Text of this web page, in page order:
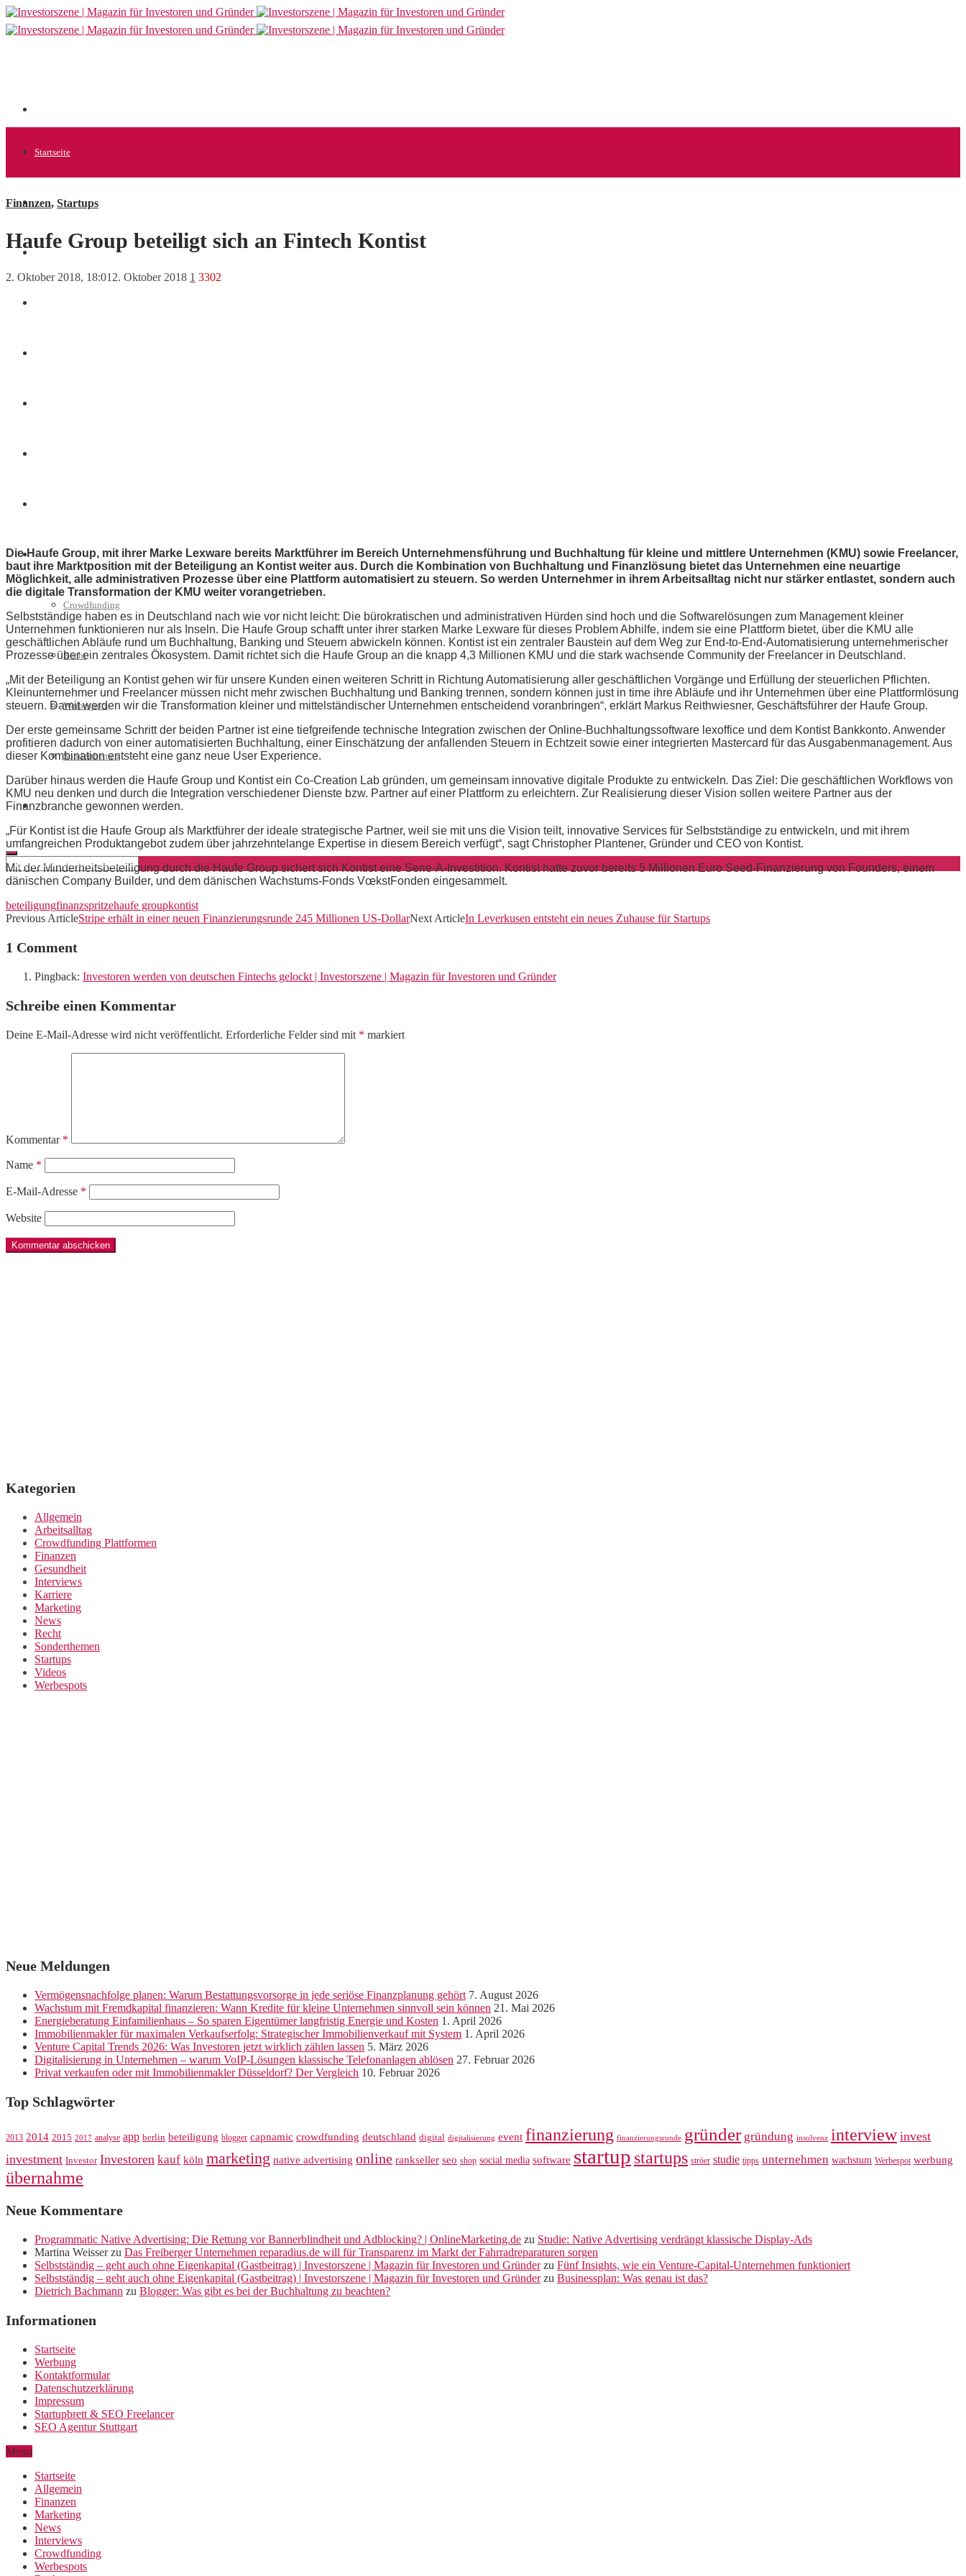
Startseite
Allgemein
Weitere
Crowdfunding
Recht
Werbespots
Sonderthemen
Geschäftskonto eröffnen
Finanzen, Startups
Haufe Group beteiligt sich an Fintech Kontist
2. Oktober 2018, 18:01 2. Oktober 2018 1 3302
Die Haufe Group, mit ihrer Marke Lexware bereits Marktführer im Bereich Unternehmensführung und Buchhaltung für kleine und mittlere Unternehmen (KMU) sowie Freelancer,
baut ihre Marktposition mit der Beteiligung an Kontist weiter aus. Durch die Kombination von Buchhaltung und Finanzlösung bietet das Unternehmen eine neuartige
Möglichkeit, alle administrativen Prozesse über eine Plattform automatisiert zu steuern. So werden Unternehmer in ihrem Arbeitsalltag nicht nur stärker entlastet, sondern auch
die digitale Transformation der KMU weiter vorangetrieben.
Selbstständige haben es in Deutschland nach wie vor nicht leicht: Die bürokratischen und administrativen Hürden sind hoch und die Softwarelösungen zum Management kleiner
Unternehmen funktionieren nur als Inseln. Die Haufe Group schafft unter ihrer starken Marke Lexware für dieses Problem Abhilfe, indem sie eine Plattform bietet, über die KMU alle
geschäftlichen Abläufe rund um Buchhaltung, Banking und Steuern abwickeln können. Kontist ist ein zentraler Baustein auf dem Weg zur End-to-End-Automatisierung unternehmerischer
Prozesse über ein zentrales Ökosystem. Damit richtet sich die Haufe Group an die knapp 4,3 Millionen KMU und die stark wachsende Community der Freelancer in Deutschland.
„Mit der Beteiligung an Kontist gehen wir für unsere Kunden einen weiteren Schritt in Richtung Automatisierung aller geschäftlichen Vorgänge und Erfüllung der steuerlichen Pflichten.
Kleinunternehmer und Freelancer müssen nicht mehr zwischen Buchhaltung und Banking trennen, sondern können just in time ihre Abläufe und ihr Unternehmen über eine Plattformlösung
steuern. Damit werden wir die Transformation kleiner und mittelständischer Unternehmen entscheidend voranbringen“, erklärt Markus Reithwiesner, Geschäftsführer der Haufe Group.
Der erste gemeinsame Schritt der beiden Partner ist eine tiefgreifende technische Integration zwischen der Online-Buchhaltungssoftware lexoffice und dem Kontist Bankkonto. Anwender
profitieren dadurch von einer automatisierten Buchhaltung, einer Einschätzung der anfallenden Steuern in Echtzeit sowie einer integrierten Mastercard für das Ausgabenmanagement. Aus
dieser Kombination entsteht eine ganz neue User Experience.
Darüber hinaus werden die Haufe Group und Kontist ein Co-Creation Lab gründen, um gemeinsam innovative digitale Produkte zu entwickeln. Das Ziel: Die geschäftlichen Workflows von
KMU neu denken und durch die Integration verschiedener Dienste bzw. Partner auf einer Plattform zu erleichtern. Zur Realisierung dieser Vision sollen weitere Partner aus der
Finanzbranche gewonnen werden.
„Für Kontist ist die Haufe Group als Marktführer der ideale strategische Partner, weil sie mit uns die Vision teilt, innovative Services für Selbstständige zu entwickeln, und mit ihrem
umfangreichen Produktangebot zudem über jahrzehntelange Expertise in diesem Bereich verfügt“, sagt Christopher Plantener, Gründer und CEO von Kontist.
Mit der Minderheitsbeteiligung durch die Haufe Group sichert sich Kontist eine Serie-A-Investition. Kontist hatte zuvor bereits 5 Millionen Euro Seed-Finanzierung von Founders, einem
dänischen Company Builder, und dem dänischen Wachstums-Fonds VœkstFonden eingesammelt.
beteiligungfinanzspritzehaufe groupkontist
Previous ArticleStripe erhält in einer neuen Finanzierungsrunde 245 Millionen US-DollarNext ArticleIn Leverkusen entsteht ein neues Zuhause für Startups
1 Comment
Pingback: Investoren werden von deutschen Fintechs gelockt | Investorszene | Magazin für Investoren und Gründer
Schreibe einen Kommentar
Deine E-Mail-Adresse wird nicht veröffentlicht. Erforderliche Felder sind mit * markiert
Kommentar *
Name *
E-Mail-Adresse *
Website
Kategorien
Allgemein
Arbeitsalltag
Crowdfunding Plattformen
Finanzen
Gesundheit
Interviews
Karriere
Marketing
News
Recht
Sonderthemen
Startups
Videos
Werbespots
Neue Meldungen
Vermögensnachfolge planen: Warum Bestattungsvorsorge in jede seriöse Finanzplanung gehört 7. August 2026
Wachstum mit Fremdkapital finanzieren: Wann Kredite für kleine Unternehmen sinnvoll sein können 21. Mai 2026
Energieberatung Einfamilienhaus – So sparen Eigentümer langfristig Energie und Kosten 1. April 2026
Immobilienmakler für maximalen Verkaufserfolg: Strategischer Immobilienverkauf mit System 1. April 2026
Venture Capital Trends 2026: Was Investoren jetzt wirklich zählen lassen 5. März 2026
Digitalisierung in Unternehmen – warum VoIP-Lösungen klassische Telefonanlagen ablösen 27. Februar 2026
Privat verkaufen oder mit Immobilienmakler Düsseldorf? Der Vergleich 10. Februar 2026
Top Schlagwörter
2013 2014 2015 2017 analyse app berlin beteiligung blogger capnamic crowdfunding deutschland digital digitalisierung event finanzierung finanzierungsrunde gründer gründung insolvenz interview invest
investment Investor Investoren kauf köln marketing native advertising online rankseller seo shop social media software startup startups ströer studie tipps unternehmen wachstum Werbespot werbung
übernahme
Neue Kommentare
Programmatic Native Advertising: Die Rettung vor Bannerblindheit und Adblocking? | OnlineMarketing.de zu Studie: Native Advertising verdrängt klassische Display-Ads
Martina Weisserzu Das Freiberger Unternehmen reparadius.de will für Transparenz im Markt der Fahrradreparaturen sorgen
Selbstständig – geht auch ohne Eigenkapital (Gastbeitrag) | Investorszene | Magazin für Investoren und Gründerzu Fünf Insights, wie ein Venture-Capital-Unternehmen funktioniert
Selbstständig – geht auch ohne Eigenkapital (Gastbeitrag) | Investorszene | Magazin für Investoren und Gründerzu Businessplan: Was genau ist das?
Dietrich Bachmann zu Blogger: Was gibt es bei der Buchhaltung zu beachten?
Informationen
Startseite
Werbung
Kontaktformular
Datenschutzerklärung
Impressum
Startupbrett & SEO Freelancer
SEO Agentur Stuttgart
Menu
Startseite
Allgemein
Finanzen
Marketing
News
Interviews
Crowdfunding
Werbespots